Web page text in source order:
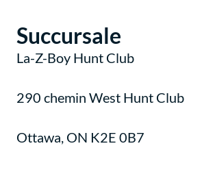
Succursale
La-Z-Boy Hunt Club
290 chemin West Hunt Club
Ottawa, ON K2E 0B7